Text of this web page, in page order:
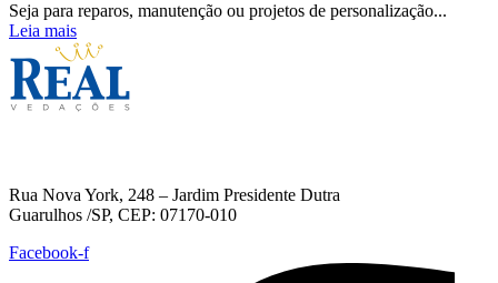
Seja para reparos, manutenção ou projetos de personalização...
Leia mais
Rua Nova York, 248 – Jardim Presidente Dutra
Guarulhos /SP, CEP: 07170-010
Facebook-f